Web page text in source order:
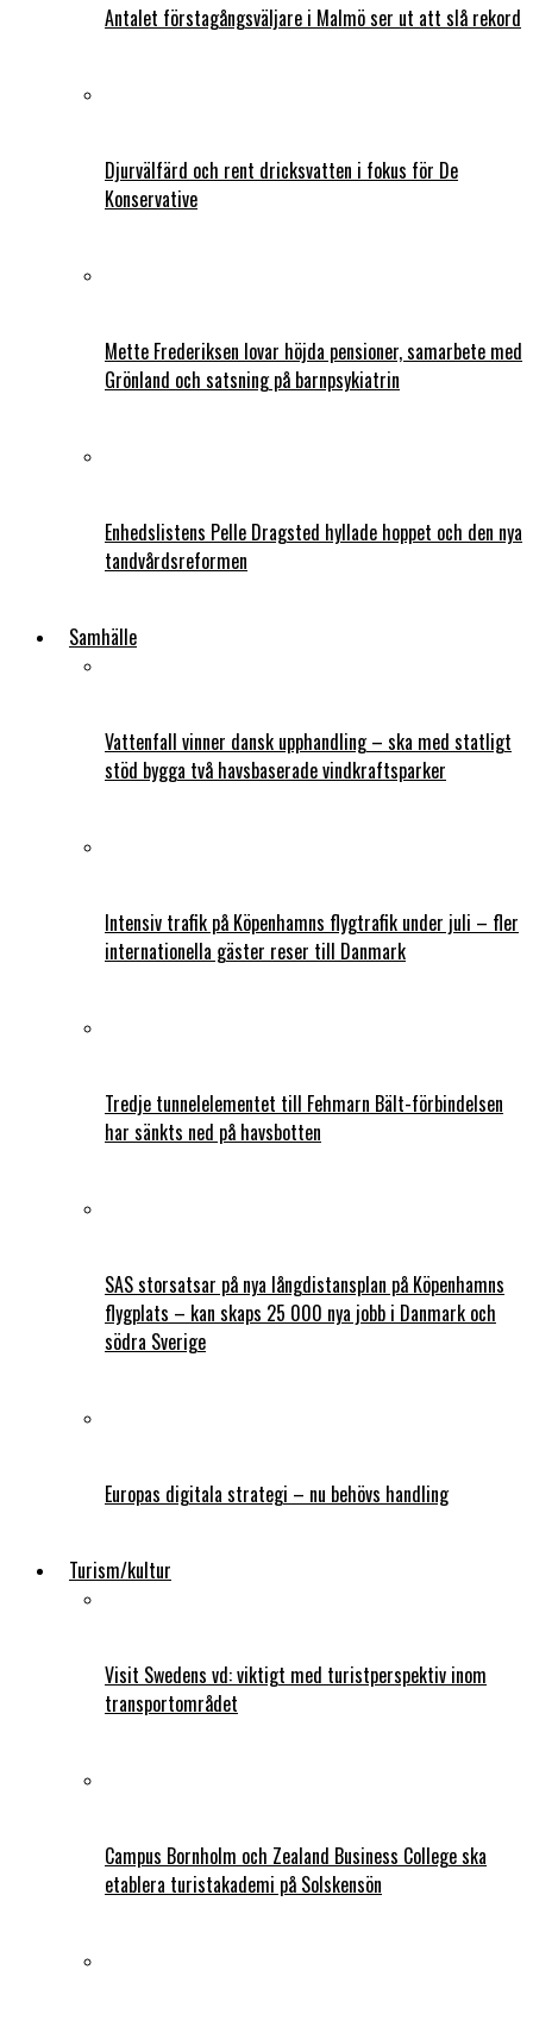
Antalet förstagångsväljare i Malmö ser ut att slå rekord
Djurvälfärd och rent dricksvatten i fokus för De
Konservative
Mette Frederiksen lovar höjda pensioner, samarbete med
Grönland och satsning på barnpsykiatrin
Enhedslistens Pelle Dragsted hyllade hoppet och den nya
tandvårdsreformen
Samhälle
Vattenfall vinner dansk upphandling – ska med statligt
stöd bygga två havsbaserade vindkraftsparker
Intensiv trafik på Köpenhamns flygtrafik under juli – fler
internationella gäster reser till Danmark
Tredje tunnelelementet till Fehmarn Bält-förbindelsen
har sänkts ned på havsbotten
SAS storsatsar på nya långdistansplan på Köpenhamns
flygplats – kan skaps 25 000 nya jobb i Danmark och
södra Sverige
Europas digitala strategi – nu behövs handling
Turism/kultur
Visit Swedens vd: viktigt med turistperspektiv inom
transportområdet
Campus Bornholm och Zealand Business College ska
etablera turistakademi på Solskensön